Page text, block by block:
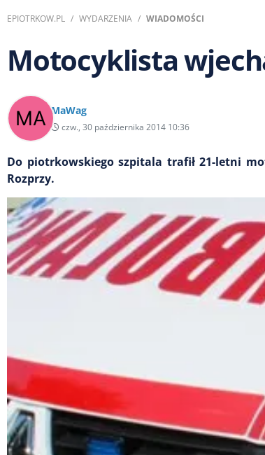
EPIOTRKOW.PL WYDARZENIA WIADOMOŚCI
Motocyklista
MaWag
czw., 30 października 2014 10:36
Do piotrkowskiego szpitala trafił 21-letni
Rozprzy.